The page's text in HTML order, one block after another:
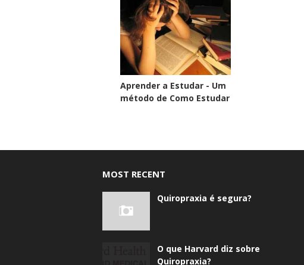
Aprender a Estudar - Um
método de Como Estudar
MOST RECENT
Quiropraxia é segura?
O que Harvard diz sobre
Quiropraxia?